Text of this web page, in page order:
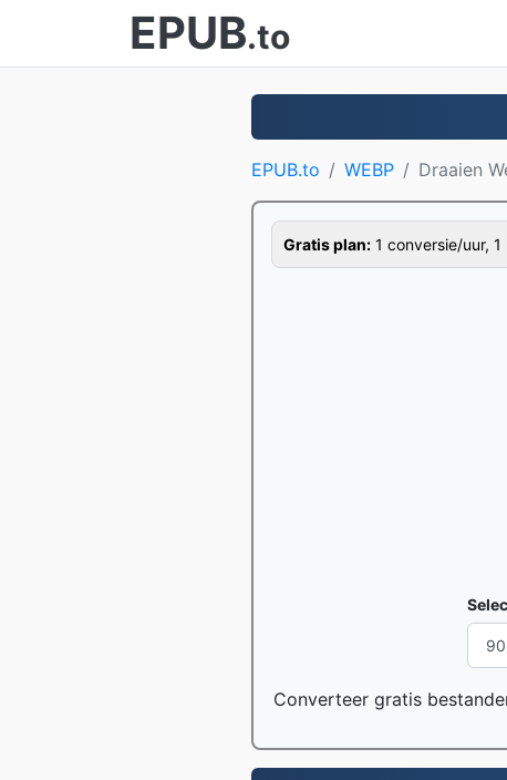
EPUB.to
EPUB.to WEBP Draaien
Gratis plan: 1 conversie/uur,
Converteer gratis